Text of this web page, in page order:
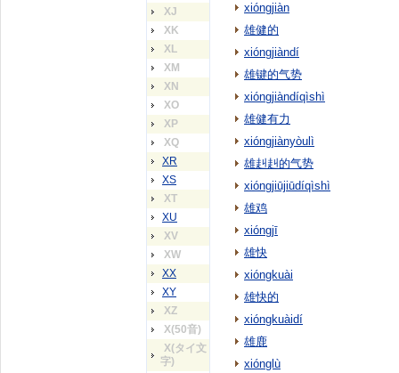
XJ
XK
XL
XM
XN
XO
XP
XQ
XR
XS
XT
XU
XV
XW
XX
XY
XZ
X(50音)
X(タイ文
字)
xióngjiàn
雄健的
xióngjiàndí
雄键的气势
xióngjiàndíqìshì
雄健有力
xióngjiànyòulì
雄赳赳的气势
xióngjiūjiūdíqìshì
雄鸡
xióngjī
雄快
xióngkuài
雄快的
xióngkuàidí
雄鹿
xiónglù